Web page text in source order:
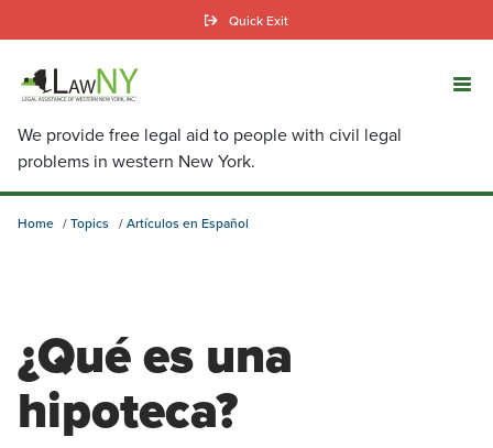
Skip
to
We provide free legal aid to people with civil legal
problems in western New York.
Quick Exit
Home Topics Artículos en Español
¿Qué es una
hipoteca?